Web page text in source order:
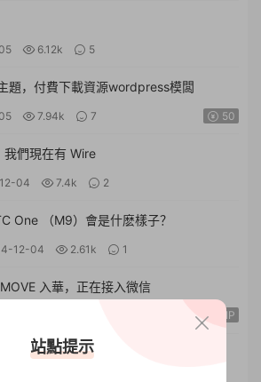
6.12k 5
題，付費下載資源wordpress模闆
7.94k 7 50
們現在有 Wire
04 7.4k 2
One （M9）會是什麽樣子？
12-04 2.61k 1
入華，正在接入微信
VIP
那麽得先讓他能說話
站點提示